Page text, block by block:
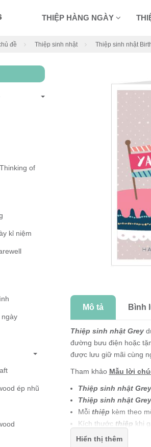
THIỆP HÀNG NGÀY
đề Thiệp sinh nhật Thiệp sinh nhật
of
kỉ niệm
ép nhũ
Mô tả Bình
Thiệp sinh nhật Grey
đường bưu điện hoặc
được lưu giữ mãi cùng
Tham khảo Mẫu lời
Thiệp sinh nhật Grey
Thiệp sinh nhật Grey
Mỗi thiệp kèm theo
Kích thước thiệp khi
Thiệp sinh nhật Grey
Hiển thị thêm